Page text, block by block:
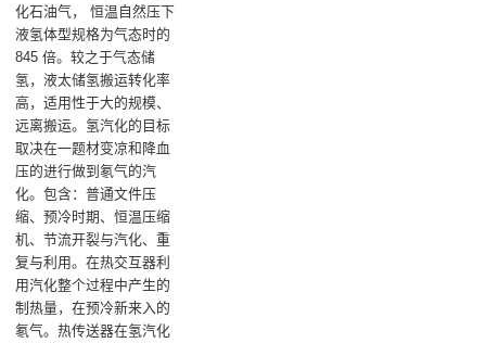
化石油气， 恒温自然压下
液氢体型规格为气态时的
845 倍。较之于气态储
氢，液太储氢搬运转化率
高，适用性于大的规模、
远离搬运。氢汽化的目标
取决在一题材变凉和降血
压的进行做到氡气的汽
化‌。包含：普通文件压
缩、‌预冷时期、‌恒温压缩
机、‌节流开裂与汽化‌、重
复与利用。在热交互器利
用汽化整个过程中产生的
制热量，在预冷新来入的
氡气‌。热传送器在氢汽化